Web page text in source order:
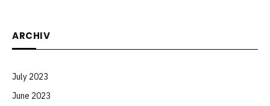
ARCHIV
July 2023
June 2023